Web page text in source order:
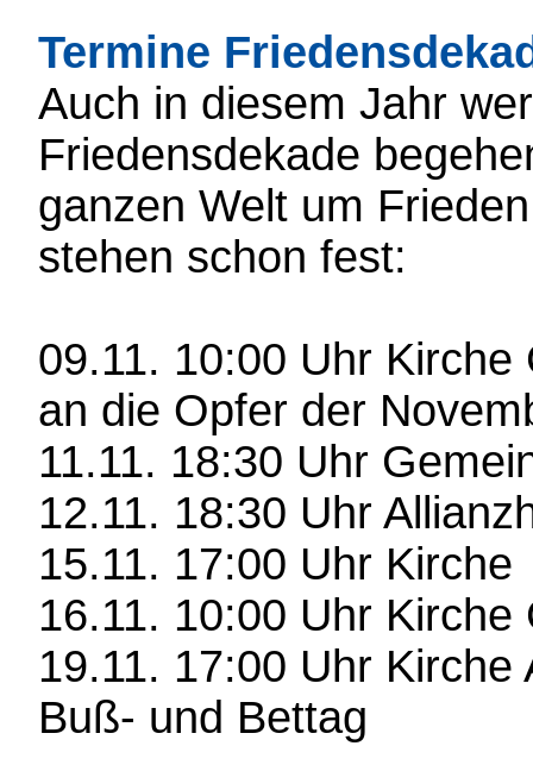
Termine
Auch in diesem Jahr
Friedensdekade
ganzen Welt um
stehen schon fest:
09.11. 10:00 Uhr
an die Opfer der
11.11. 18:30 Uhr
12.11. 18:30 Uhr
15.11. 17:00 Uhr Kirche
16.11. 10:00 Uhr Kirche
19.11. 17:00 Uhr
Buß- und Bettag